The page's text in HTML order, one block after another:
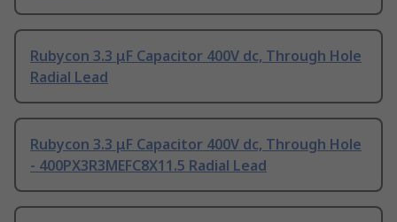
Rubycon 3.3 μF Capacitor 400V dc, Through Hole
Radial Lead
Rubycon 3.3 μF Capacitor 400V dc, Through Hole
- 400PX3R3MEFC8X11.5 Radial Lead